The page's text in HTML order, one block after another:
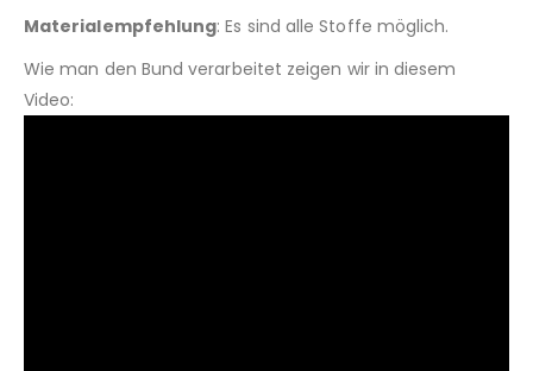
Materialempfehlung: Es sind alle Stoffe möglich.
Wie man den Bund verarbeitet zeigen wir in diesem
Video: